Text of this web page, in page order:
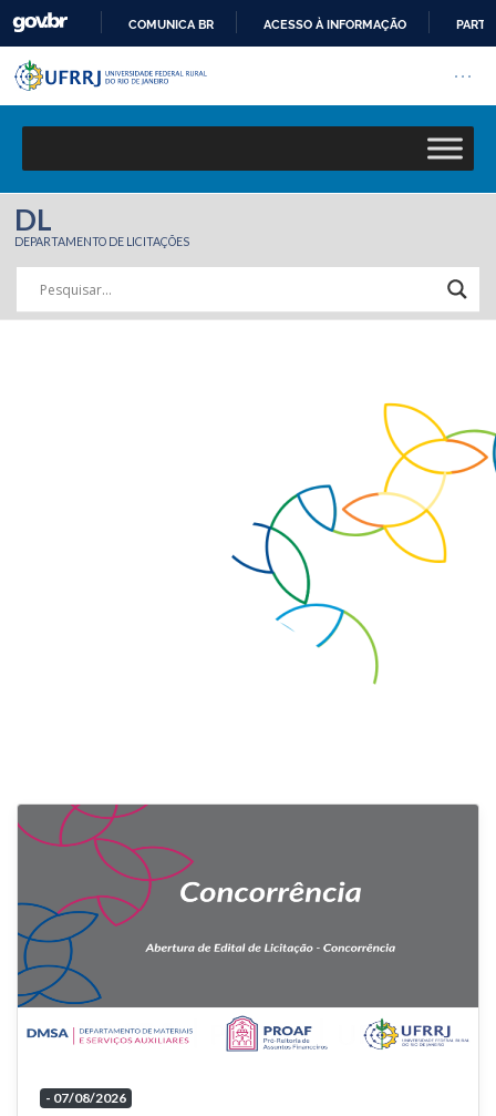
COMUNICA BR ACESSO À INFORMAÇÃO
Pular barra institucional
Barra institucional da
DL
DEPARTAMENTO DE LICITAÇÕES
- 07/08/2026